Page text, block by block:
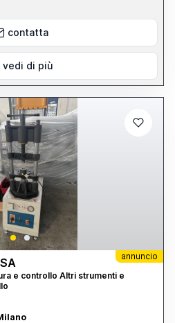
contatta
vedi di più
annuncio
e controllo Altri strumenti e